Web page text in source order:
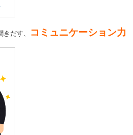
だす、 コミュニケーション力